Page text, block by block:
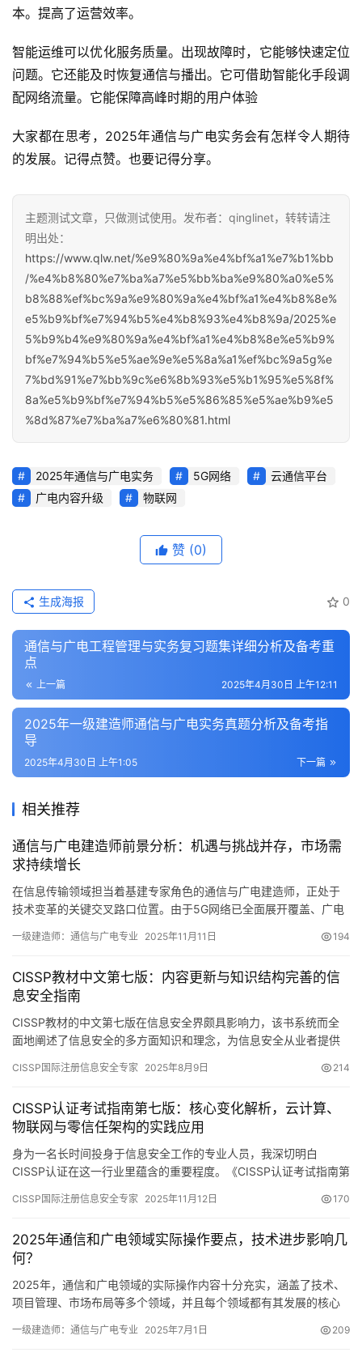
本。提高了运营效率。
智能运维可以优化服务质量。出现故障时，它能够快速定位
问题。它还能及时恢复通信与播出。它可借助智能化手段调
配网络流量。它能保障高峰时期的用户体验
大家都在思考，2025年通信与广电实务会有怎样令人期待
的发展。记得点赞。也要记得分享。
主题测试文章，只做测试使用。发布者：qinglinet，转转请注
明出处：
https://www.qlw.net/%e9%80%9a%e4%bf%a1%e7%b1%bb
/%e4%b8%80%e7%ba%a7%e5%bb%ba%e9%80%a0%e5%
b8%88%ef%bc%9a%e9%80%9a%e4%bf%a1%e4%b8%8e%
e5%b9%bf%e7%94%b5%e4%b8%93%e4%b8%9a/2025%e
5%b9%b4%e9%80%9a%e4%bf%a1%e4%b8%8e%e5%b9%
bf%e7%94%b5%e5%ae%9e%e5%8a%a1%ef%bc%9a5g%e
7%bd%91%e7%bb%9c%e6%8b%93%e5%b1%95%e5%8f%
8a%e5%b9%bf%e7%94%b5%e5%86%85%e5%ae%b9%e5
%8d%87%e7%ba%a7%e6%80%81.html
2025年通信与广电实务 5G网络
云通信平台
广电内容升级
物联网
赞 (0)
0
生成海报
通信与广电工程管理与实务复习题集详细分析及备考重
点
上一篇 2025年4月30日 上午12:11
2025年一级建造师通信与广电实务真题分析及备考指
导
下一篇
2025年4月30日 上午1:05
相关推荐
通信与广电建造师前景分析：机遇与挑战并存，市场需
求持续增长
在信息传输领域担当着基建专家角色的通信与广电建造师，正处于
技术变革的关键交叉路口位置。由于5G网络已全面展开覆盖、广电
一级建造师：通信与广电专业 2025年11月11日 194
CISSP教材中文第七版：内容更新与知识结构完善的信
息安全指南
CISSP教材的中文第七版在信息安全界颇具影响力，该书系统而全
面地阐述了信息安全的多方面知识和理念，为信息安全从业者提供
CISSP国际注册信息安全专家 2025年8月9日 214
CISSP认证考试指南第七版：核心变化解析，云计算、
物联网与零信任架构的实践应用
身为一名长时间投身于信息安全工作的专业人员，我深切明白
CISSP认证在这一行业里蕴含的重要程度。《CISSP认证考试指南第
CISSP国际注册信息安全专家 2025年11月12日 170
2025年通信和广电领域实际操作要点，技术进步影响几
何？
2025年，通信和广电领域的实际操作内容十分充实，涵盖了技术、
项目管理、市场布局等多个领域，并且每个领域都有其发展的核心
一级建造师：通信与广电专业 2025年7月1日 209